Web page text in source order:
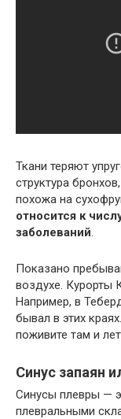
Ткани теряют
структура
похожа на
относится к
заболеваний.
Показано
воздухе. Курорты
Например, в
бывал в этих
поживите там и
Синус запаян
Синусы плевры —
плевральными